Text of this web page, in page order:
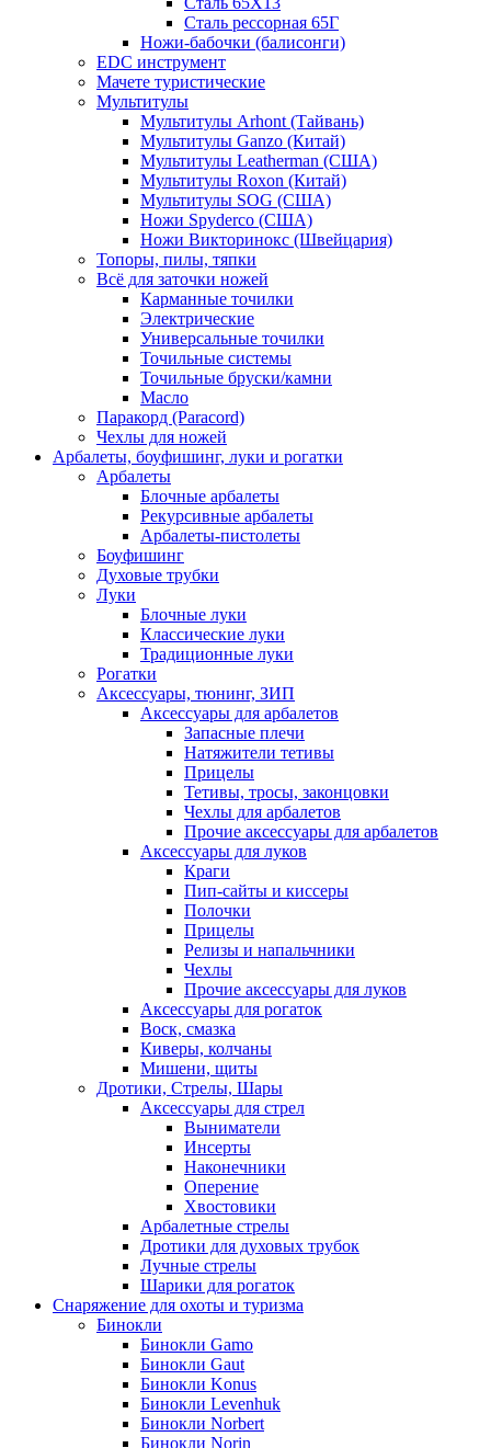
Сталь рессорная 65Г
Ножи-бабочки (балисонги)
EDC инструмент
Мачете туристические
Мультитулы
Мультитулы Arhont (Тайвань)
Мультитулы Ganzo (Китай)
Мультитулы Leatherman (США)
Мультитулы Roxon (Китай)
Мультитулы SOG (США)
Ножи Spyderco (США)
Ножи Викторинокс (Швейцария)
Топоры, пилы, тяпки
Всё для заточки ножей
Карманные точилки
Электрические
Универсальные точилки
Точильные системы
Точильные бруски/камни
Масло
Паракорд (Paracord)
Чехлы для ножей
Арбалеты, боуфишинг, луки и рогатки
Арбалеты
Блочные арбалеты
Рекурсивные арбалеты
Арбалеты-пистолеты
Боуфишинг
Духовые трубки
Луки
Блочные луки
Классические луки
Традиционные луки
Рогатки
Аксессуары, тюнинг, ЗИП
Аксессуары для арбалетов
Запасные плечи
Натяжители тетивы
Прицелы
Тетивы, тросы, законцовки
Чехлы для арбалетов
Прочие аксессуары для арбалетов
Аксессуары для луков
Краги
Пип-сайты и киссеры
Полочки
Прицелы
Релизы и напальчники
Чехлы
Прочие аксессуары для луков
Аксессуары для рогаток
Воск, смазка
Киверы, колчаны
Мишени, щиты
Дротики, Стрелы, Шары
Аксессуары для стрел
Выниматели
Инсерты
Наконечники
Оперение
Хвостовики
Арбалетные стрелы
Дротики для духовых трубок
Лучные стрелы
Шарики для рогаток
Снаряжение для охоты и туризма
Бинокли
Бинокли Gamo
Бинокли Gaut
Бинокли Konus
Бинокли Levenhuk
Бинокли Norbert
Бинокли Norin